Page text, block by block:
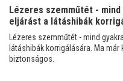
Lézeres szemműtét - mind
eljárást a látáshibák
Lézeres szemműtét - mind
látáshibák korrigálására. Ma
biztonságos.